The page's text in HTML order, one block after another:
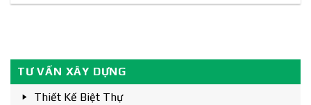
TƯ VẤN XÂY DỰNG
Thiết Kế Biệt Thự